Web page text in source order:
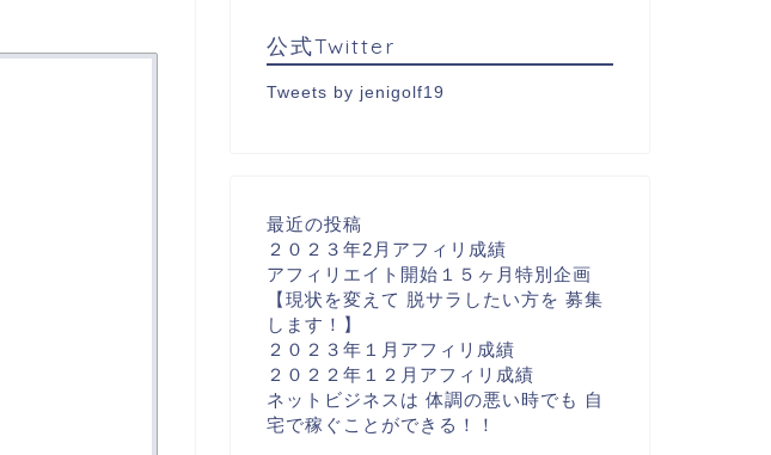
公式Twitter
Tweets by jenigolf19
最近の投稿
２０２３年2月アフィリ成績
アフィリエイト開始１５ヶ月特別企画
【現状を変えて 脱サラしたい方を 募集
します！】
２０２３年１月アフィリ成績
２０２２年１２月アフィリ成績
ネットビジネスは 体調の悪い時でも 自
宅で稼ぐことができる！！